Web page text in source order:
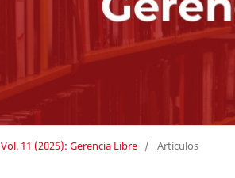
Vol. 11 (2025): Gerencia Libre / Artículos